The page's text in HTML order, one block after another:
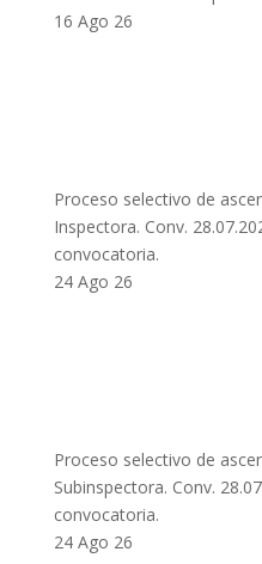
16 Ago 26
Proceso selectivo de
Inspectora. Conv.
convocatoria.
24 Ago 26
Proceso selectivo de
Subinspectora. Conv.
convocatoria.
24 Ago 26